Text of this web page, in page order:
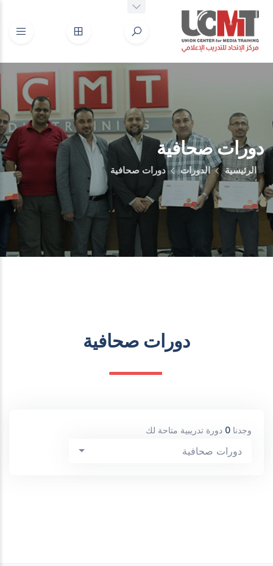
دورات صحافية
الرئيسية الدورات دورات صحافية
دورات صحافية
وجدنا 0 دورة تدريبية متاحة لك
دورات صحافية